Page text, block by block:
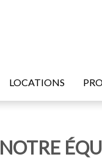
LOCATIONS
NOTRE